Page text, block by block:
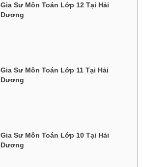
Gia Sư Môn Toán Lớp 12 Tại Hải
Dương
Gia Sư Môn Toán Lớp 11 Tại Hải
Dương
Gia Sư Môn Toán Lớp 10 Tại Hải
Dương